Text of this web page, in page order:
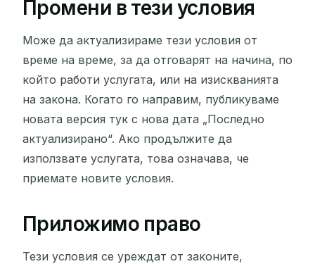
Промени в тези условия
Може да актуализираме тези условия от
време на време, за да отговарят на начина, по
който работи услугата, или на изискванията
на закона. Когато го направим, публикуваме
новата версия тук с нова дата „Последно
актуализирано“. Ако продължите да
използвате услугата, това означава, че
приемате новите условия.
Приложимо право
Тези условия се уреждат от законите,